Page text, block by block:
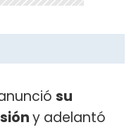
su
y adelantó